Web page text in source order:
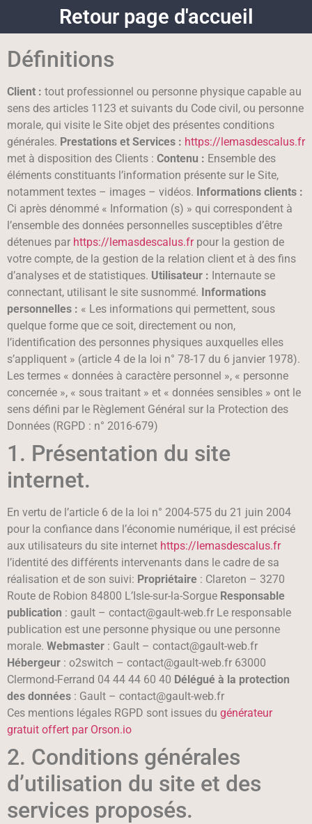
Retour page d'accueil
Définitions
Client : tout professionnel ou personne physique capable au
sens des articles 1123 et suivants du Code civil, ou personne
morale, qui visite le Site objet des présentes conditions
générales. Prestations et Services : https://lemasdescalus.fr
met à disposition des Clients : Contenu : Ensemble des
éléments constituants l’information présente sur le Site,
notamment textes – images – vidéos. Informations clients :
Ci après dénommé « Information (s) » qui correspondent à
l’ensemble des données personnelles susceptibles d’être
détenues par https://lemasdescalus.frpour la gestion de
votre compte, de la gestion de la relation client et à des fins
d’analyses et de statistiques. Utilisateur : Internaute se
connectant, utilisant le site susnommé. Informations
personnelles : « Les informations qui permettent, sous
quelque forme que ce soit, directement ou non,
l’identification des personnes physiques auxquelles elles
s’appliquent » (article 4 de la loi n° 78-17 du 6 janvier 1978).
Les termes « données à caractère personnel », « personne
concernée », « sous traitant » et « données sensibles » ont le
sens défini par le Règlement Général sur la Protection des
Données (RGPD : n° 2016-679)
1. Présentation du site
internet.
En vertu de l’article 6 de la loi n° 2004-575 du 21 juin 2004
pour la confiance dans l’économie numérique, il est précisé
aux utilisateurs du site internet https://lemasdescalus.fr
l’identité des différents intervenants dans le cadre de sa
réalisation et de son suivi: Propriétaire : Clareton – 3270
Route de Robion 84800 L’Isle-sur-la-Sorgue Responsable
publication : gault – contact@gault-web.fr Le responsable
publication est une personne physique ou une personne
morale. Webmaster : Gault – contact@gault-web.fr
Hébergeur : o2switch – contact@gault-web.fr 63000
Clermond-Ferrand 04 44 44 60 40 Délégué à la protection
des données : Gault – contact@gault-web.fr
Ces mentions légales RGPD sont issues du générateur
gratuit offert par Orson.io
2. Conditions générales
d’utilisation du site et des
services proposés.